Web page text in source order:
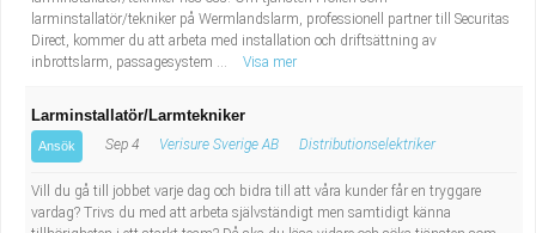
larminstallatör/tekniker på Wermlandslarm, professionell partner till Securitas
Direct, kommer du att arbeta med installation och driftsättning av
inbrottslarm, passagesystem ...
Visa mer
Larminstallatör/Larmtekniker
Ansök Sep 4 Verisure Sverige AB Distributionselektriker
Vill du gå till jobbet varje dag och bidra till att våra kunder får en tryggare
vardag? Trivs du med att arbeta självständigt men samtidigt känna